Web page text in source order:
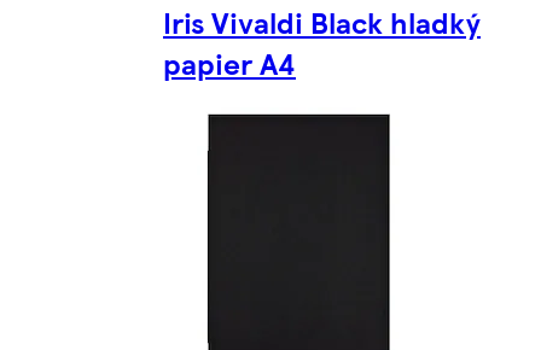
Iris Vivaldi Black hladký
papier A4